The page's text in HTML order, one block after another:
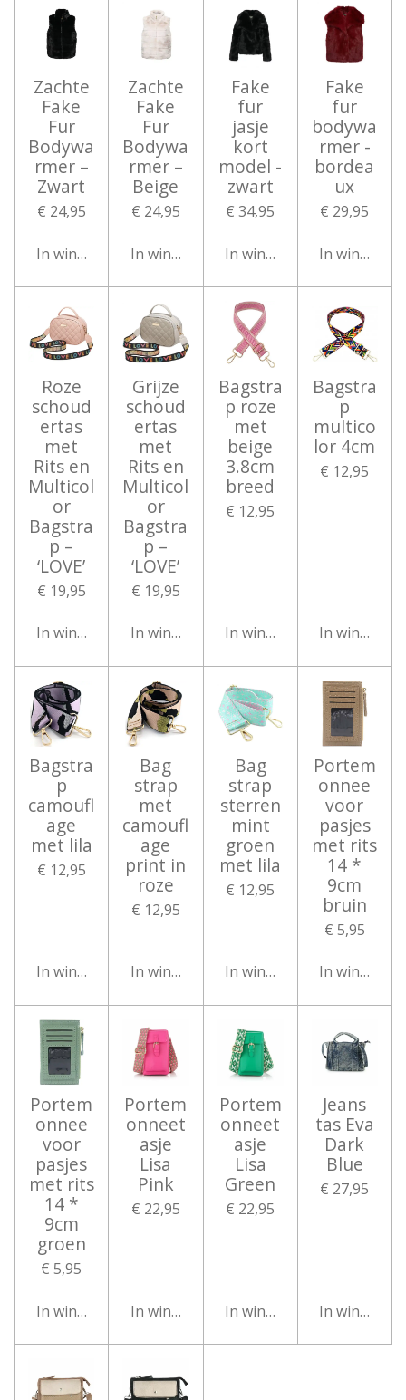
Zachte
Fake
Fur
Bodywa
rmer –
Zwart
€ 24,95
In winkelwagen
Zachte
Fake
Fur
Bodywa
rmer –
Beige
€ 24,95
In winkelwagen
Fake
fur
jasje
kort
model -
zwart
€ 34,95
In winkelwagen
Fake
fur
bodywa
rmer -
bordea
ux
€ 29,95
In
Roze
schoud
ertas
met
Rits en
Multicol
or
Bagstra
p –
‘LOVE’
€ 19,95
In winkelwagen
Grijze
schoud
ertas
met
Rits en
Multicol
or
Bagstra
p –
‘LOVE’
€ 19,95
In winkelwagen
Bagstra
p roze
met
beige
3.8cm
breed
€ 12,95
In winkelwagen
Bagstra
p
multico
lor 4cm
€ 12,95
In
Bagstra
p
camoufl
age
met lila
€ 12,95
In winkelwagen
Bag
strap
met
camoufl
age
print in
roze
€ 12,95
In winkelwagen
Bag
strap
sterren
mint
groen
met lila
€ 12,95
In winkelwagen
Portem
onnee
voor
pasjes
met rits
14 *
9cm
bruin
€ 5,95
In
Portem
onnee
voor
pasjes
met rits
14 *
9cm
groen
€ 5,95
In winkelwagen
Portem
onneet
asje
Lisa
Pink
€ 22,95
In winkelwagen
Portem
onneet
asje
Lisa
Green
€ 22,95
In winkelwagen
Jeans
tas Eva
Dark
Blue
€ 27,95
In